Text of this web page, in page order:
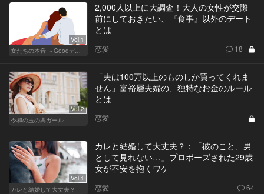
Vol.1
2,000人以上に大調査！大人の女性が交際
前にしておきたい、『食事』以外のデート
とは
恋愛 18
Vol.2
令和の玉の輿ガール
「夫は100万以上のものしか買ってくれま
せん」富裕層夫婦の、独特なお金のルール
とは
恋愛
Vol.1
カレと結婚して大丈夫？
カレと結婚して大丈夫？：「彼のこと、男
として見れない…」プロポーズされた29歳
女が不安を抱くワケ
恋愛 64